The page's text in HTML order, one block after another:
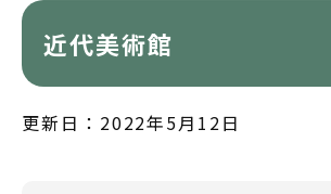
近代美術館
更新日：2022年5月12日